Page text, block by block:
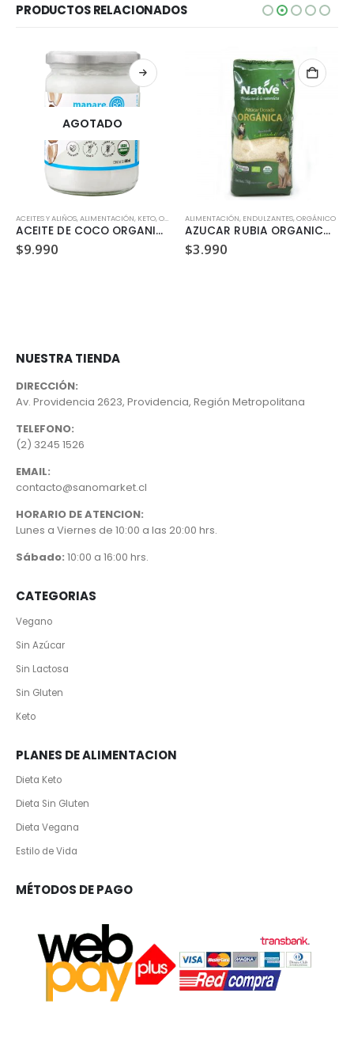
PRODUCTOS RELACIONADOS
AGOTADO
ACEITES Y ALIÑOS,ALIMENTACIÓN, KETO,ORGÁNICO ,SIN GLUTEN
ACEITE DE COCO ORGANICO SIN OLOR Y SIN SABOR MANARE 500ML
$9.990
ALIMENTACIÓN, ENDULZANTES,ORGÁNICO
AZUCAR RUBIA ORGANICA NATIVE 1 KG
$3.990
NUESTRA TIENDA
DIRECCIÓN:
Av. Providencia 2623, Providencia, Región Metropolitana
TELEFONO:
(2) 3245 1526
EMAIL:
contacto@sanomarket.cl
HORARIO DE ATENCION:
Lunes a Viernes de 10:00 a las 20:00 hrs.
Sábado: 10:00 a 16:00 hrs.
CATEGORIAS
Vegano
Sin Azúcar
Sin Lactosa
Sin Gluten
Keto
PLANES DE ALIMENTACION
Dieta Keto
Dieta Sin Gluten
Dieta Vegana
Estilo de Vida
MÉTODOS DE PAGO